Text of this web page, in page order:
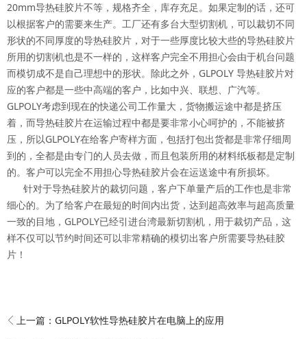
20mm导热硅胶片不等，规格齐全，库存充足。如果定制的话，还可
以根据客户的需要来生产。工厂还有多台大型切割机，可以裁切不同
形状的不同厚度的导热硅胶片，对于一些厚度比较大些的导热硅胶片
所用的切割机也是不一样的，这样客户完全不用担心会由于机台问题
而模切成不是自己理想中的形状。除此之外，GLPOLY 导热硅胶片对
应的客户都是一些中高端的客户，比如中兴、联想、广汽等。
GLPOLY考虑到现在的快递公司工作量大，货物搬运途中都是挤压
着，而导热硅胶片在运输过程中都是要非常小心呵护的，不能被挤
压，所以GLPOLY在给客户寄样方面，包括打包出货都是非常仔细周
到的，全都是由专门的人员去做，而且包装所用的材料纸板都是定制
的。客户可以完全不用担心导热硅胶片会在运送途中有所损坏。
针对于导热硅胶片的裁切问题，客户下单量产后的工作也是非常
细心的。为了给客户在最短的时间内出货，达到超高效率与超高质量
一致的目地，GLPOLY已经引进台湾最新切割机，用于裁切产品，这
样不仅可以节约时间还可以非常精确的模切出客户所需要导热硅胶
片！
上一篇： GLPOLY软性导热硅胶片在电脑上的应用